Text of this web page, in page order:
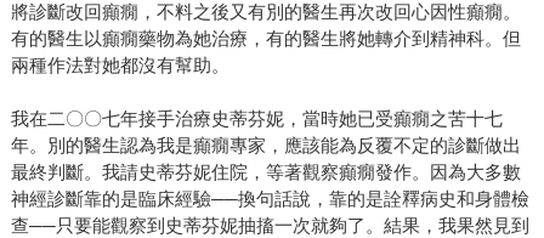
將診斷改回癲癇，不料之後又有別的醫生再次改回心因性癲癇。
有的醫生以癲癇藥物為她治療，有的醫生將她轉介到精神科。但
兩種作法對她都沒有幫助。
我在二〇〇七年接手治療史蒂芬妮，當時她已受癲癇之苦十七
年。別的醫生認為我是癲癇專家，應該能為反覆不定的診斷做出
最終判斷。我請史蒂芬妮住院，等著觀察癲癇發作。因為大多數
神經診斷靠的是臨床經驗──換句話說，靠的是詮釋病史和身體檢
查──只要能觀察到史蒂芬妮抽搐一次就夠了。結果，我果然見到